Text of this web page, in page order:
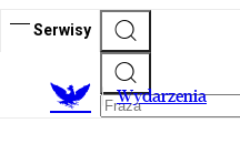
Serwisy
Wydarzenia